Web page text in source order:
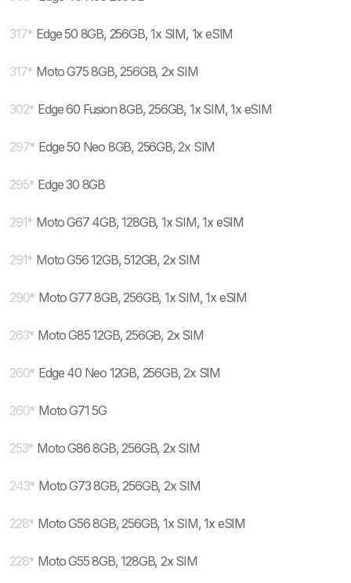
317* Edge 50 8GB, 256GB, 1x SIM, 1x eSIM
317* Moto G75 8GB, 256GB, 2x SIM
302* Edge 60 Fusion 8GB, 256GB, 1x SIM, 1x eSIM
297* Edge 50 Neo 8GB, 256GB, 2x SIM
295* Edge 30 8GB
291* Moto G67 4GB, 128GB, 1x SIM, 1x eSIM
291* Moto G56 12GB, 512GB, 2x SIM
290* Moto G77 8GB, 256GB, 1x SIM, 1x eSIM
263* Moto G85 12GB, 256GB, 2x SIM
260* Edge 40 Neo 12GB, 256GB, 2x SIM
260* Moto G71 5G
253* Moto G86 8GB, 256GB, 2x SIM
243* Moto G73 8GB, 256GB, 2x SIM
228* Moto G56 8GB, 256GB, 1x SIM, 1x eSIM
228* Moto G55 8GB, 128GB, 2x SIM